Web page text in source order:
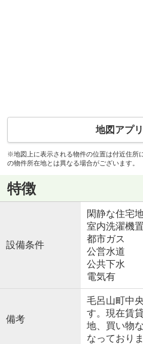
地図アプ
※地図上に表示される物件の位置は付近住所
の物件所在地とは異なる場合がございます。
特徴
設備条件
閑静な住宅
室内洗濯機
都市ガス
公営水道
公共下水
電気有
備考
毛呂山町中
す。現在賃
地、買い物
なっておりま